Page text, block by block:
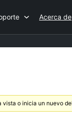
Acerca de
vista o inicia un nuevo